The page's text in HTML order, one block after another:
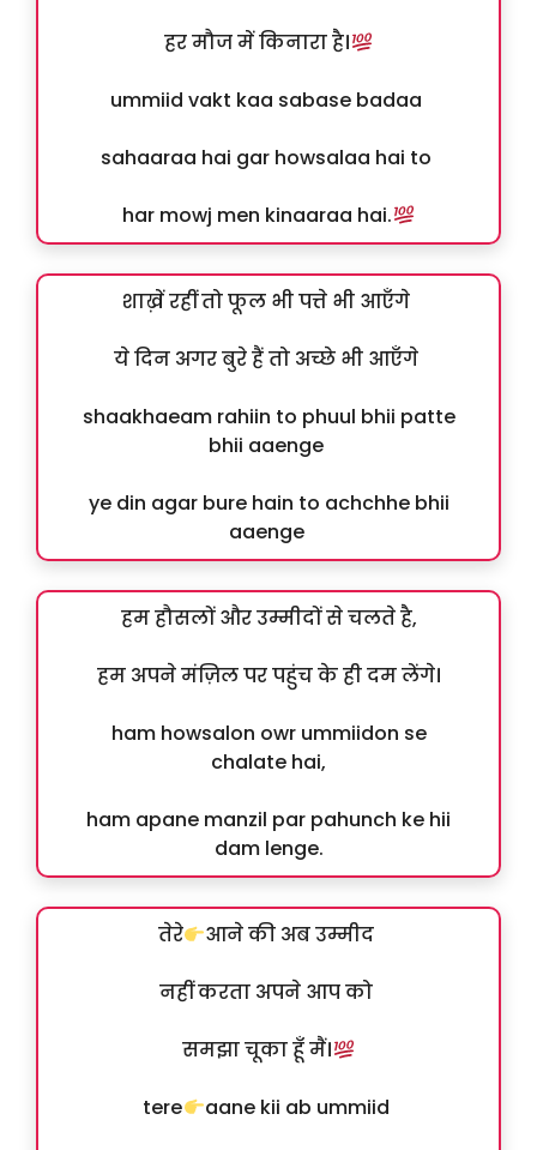
हर मौज में किनारा है।
ummiid vakt kaa sabase badaa
sahaaraa hai gar howsalaa hai to
har mowj men kinaaraa hai.
शाख़ें रहीं तो फूल भी पत्ते भी आएँगे
ये दिन अगर बुरे हैं तो अच्छे भी आएँगे
shaakhaeam rahiin to phuul bhii patte
bhii aaenge
ye din agar bure hain to achchhe bhii
aaenge
हम हौसलों और उम्मीदों से चलते है,
हम अपने मंज़िल पर पहुंच के ही दम लेंगे।
ham howsalon owr ummiidon se
chalate hai,
ham apane manzil par pahunch ke hii
dam lenge.
तेरे आने की अब उम्मीद
नहीं करता अपने आप को
समझा चूका हूँ मैं।
tere aane kii ab ummiid